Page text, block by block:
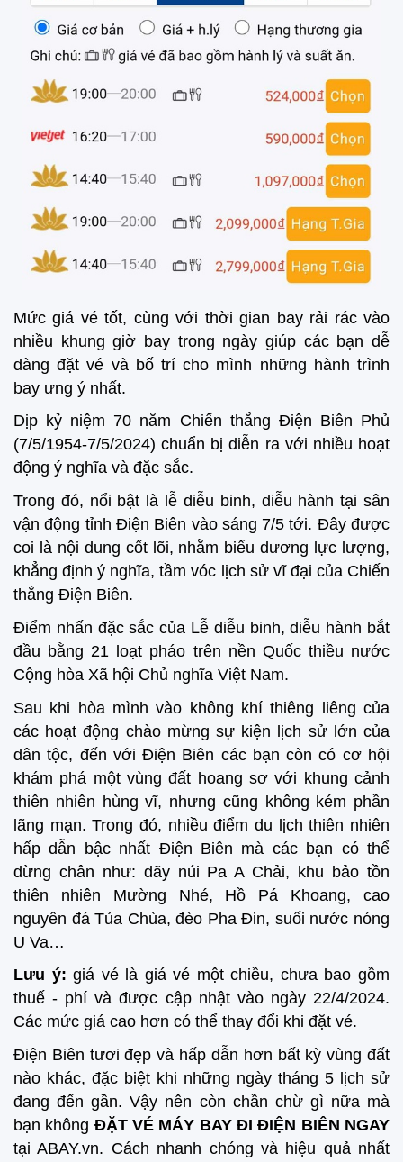
Mức giá vé tốt, cùng với thời gian bay rải rác vào
nhiều khung giờ bay trong ngày giúp các bạn dễ
dàng đặt vé và bố trí cho mình những hành trình
bay ưng ý nhất.
Dịp kỷ niệm 70 năm Chiến thắng Điện Biên Phủ
(7/5/1954-7/5/2024) chuẩn bị diễn ra với nhiều hoạt
động ý nghĩa và đặc sắc.
Trong đó, nổi bật là lễ diễu binh, diễu hành tại sân
vận động tỉnh Điện Biên vào sáng 7/5 tới. Đây được
coi là nội dung cốt lõi, nhằm biểu dương lực lượng,
khẳng định ý nghĩa, tầm vóc lịch sử vĩ đại của Chiến
thắng Điện Biên.
Điểm nhấn đặc sắc của Lễ diễu binh, diễu hành bắt
đầu bằng 21 loạt pháo trên nền Quốc thiều nước
Cộng hòa Xã hội Chủ nghĩa Việt Nam.
Sau khi hòa mình vào không khí thiêng liêng của
các hoạt động chào mừng sự kiện lịch sử lớn của
dân tộc, đến với Điện Biên các bạn còn có cơ hội
khám phá một vùng đất hoang sơ với khung cảnh
thiên nhiên hùng vĩ, nhưng cũng không kém phần
lãng mạn. Trong đó, nhiều điểm du lịch thiên nhiên
hấp dẫn bậc nhất Điện Biên mà các bạn có thể
dừng chân như: dãy núi Pa A Chải, khu bảo tồn
thiên nhiên Mường Nhé, Hồ Pá Khoang, cao
nguyên đá Tủa Chùa, đèo Pha Đin, suối nước nóng
U Va…
Lưu ý: giá vé là giá vé một chiều, chưa bao gồm
thuế - phí và được cập nhật vào ngày 22/4/2024.
Các mức giá cao hơn có thể thay đổi khi đặt vé.
Điện Biên tươi đẹp và hấp dẫn hơn bất kỳ vùng đất
nào khác, đặc biệt khi những ngày tháng 5 lịch sử
đang đến gần. Vậy nên còn chần chừ gì nữa mà
bạn không ĐẶT VÉ MÁY BAY ĐI ĐIỆN BIÊN NGAY
tại ABAY.vn. Cách nhanh chóng và hiệu quả nhất